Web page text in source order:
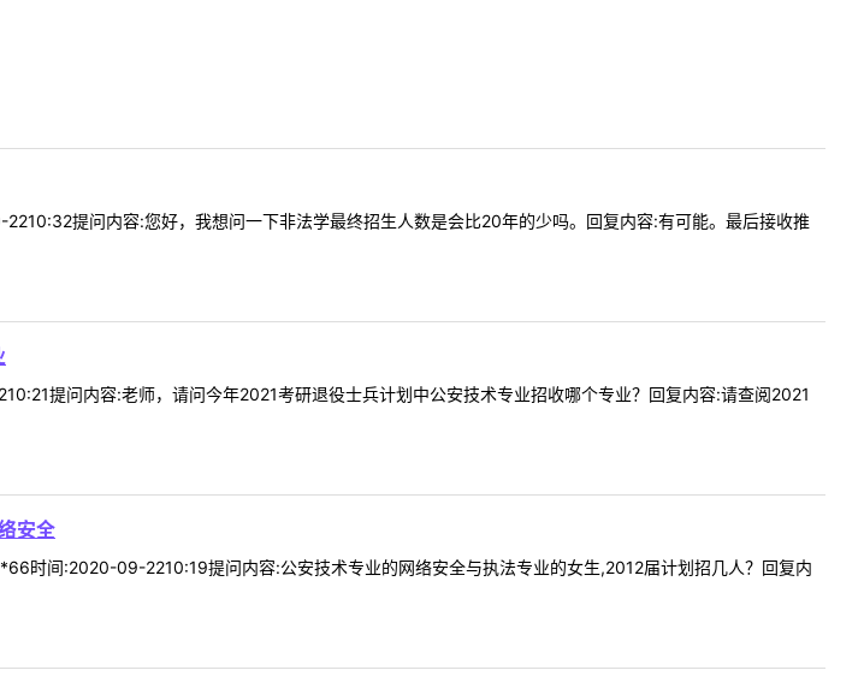
提问内容:您好，我想问一下非法学最终招生人数是会比20年的少吗。回复内容:有可能。最后接收推
提问内容:老师，请问今年2021考研退役士兵计划中公安技术专业招收哪个专业？回复内容:请查阅2021
安全
时间:2020-09-2210:19提问内容:公安技术专业的网络安全与执法专业的女生,2012届计划招几人？回复内